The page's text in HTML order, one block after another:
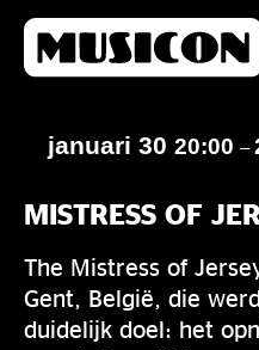
januari 30 20:00 –
MISTRESS OF
The Mistress of
Gent, België, die
duidelijk doel: het